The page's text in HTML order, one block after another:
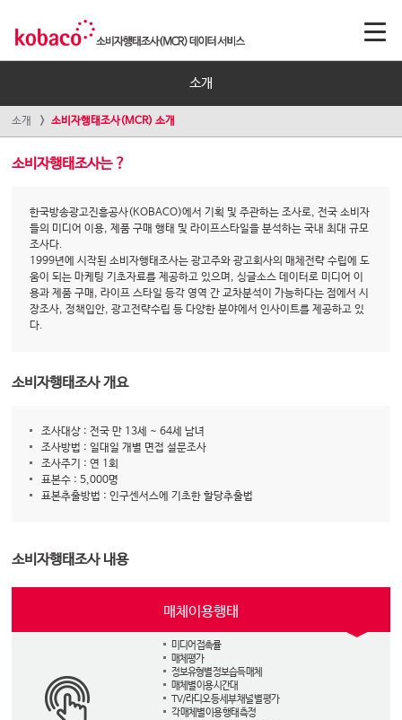
소개
소개 소비자행태조사(MCR) 소개
소비자행태조사는 ?
한국방송광고진흥공사(KOBACO)에서 기획 및 주관하는 조사로, 전국 소비자
들의 미디어 이용, 제품 구매 행태 및 라이프스타일을 분석하는 국내 최대 규모
조사다.
1999년에 시작된 소비자행태조사는 광고주와 광고회사의 매체전략 수립에 도
움이 되는 마케팅 기초자료를 제공하고 있으며, 싱글소스 데이터로 미디어 이
용과 제품 구매, 라이프 스타일 등각 영역 간 교차분석이 가능하다는 점에서 시
장조사, 정책입안, 광고전략수립 등 다양한 분야에서 인사이트를 제공하고 있
다.
소비자행태조사 개요
조사대상 : 전국 만 13세 ~ 64세 남녀
조사방법 : 일대일 개별 면접 설문조사
조사주기 : 연 1회
표본수 : 5,000명
표본추출방법 : 인구센서스에 기초한 할당추출법
소비자행태조사 내용
매체이용행태
미디어 접촉률
매체평가
정보유형별 정보습득 매체
매체별 이용 시간대
TV/라디오 등 세부 채널 별 평가
각 매체별 이용 행태 측정